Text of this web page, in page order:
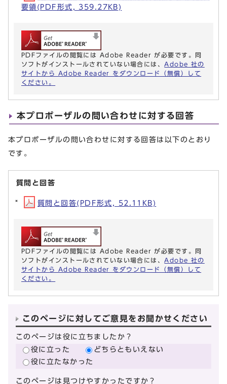
要領(PDF形式, 359.27KB)
PDFファイルの閲覧には Adobe Reader が必要です。同
ソフトがインストールされていない場合には、 Adobe 社の
サイトから Adobe Reader をダウンロード（無償）して
ください。
本プロポーザルの問い合わせに対する回答
本プロポーザルの問い合わせに対する回答は以下のとおり
です。
質問と回答
質問と回答(PDF形式, 52.11KB)
PDFファイルの閲覧には Adobe Reader が必要です。同
ソフトがインストールされていない場合には、 Adobe 社の
サイトから Adobe Reader をダウンロード（無償）して
ください。
このページに対してご意見をお聞かせください
このページは役に立ちましたか？
役に立った
どちらともいえない
役に立たなかった
このページは見つけやすかったですか？